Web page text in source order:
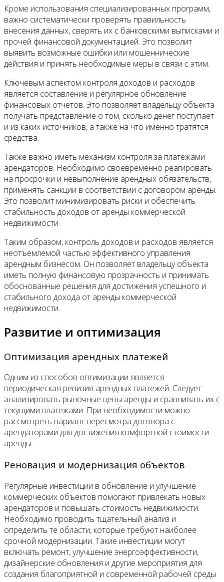
Кроме использования специализированных программ,
важно систематически проверять правильность
внесения данных, сверять их с банковскими выписками и
прочей финансовой документацией. Это позволит
выявить возможные ошибки или мошеннические
действия и принять необходимые меры в связи с этим.
Ключевым аспектом контроля доходов и расходов
является составление и регулярное обновление
финансовых отчетов. Это позволяет владельцу объекта
получать представление о том, сколько денег поступает
и из каких источников, а также на что именно тратятся
средства.
Также важно иметь механизм контроля за платежами
арендаторов. Необходимо своевременно реагировать
на просрочки и невыполнение арендных обязательств,
применять санкции в соответствии с договором аренды.
Это позволит минимизировать риски и обеспечить
стабильность доходов от аренды коммерческой
недвижимости.
Таким образом, контроль доходов и расходов является
неотъемлемой частью эффективного управления
арендным бизнесом. Он позволяет владельцу объекта
иметь полную финансовую прозрачность и принимать
обоснованные решения для достижения успешного и
стабильного дохода от аренды коммерческой
недвижимости.
Развитие и оптимизация
Оптимизация арендных платежей
Одним из способов оптимизации является
периодическая ревизия арендных платежей. Следует
анализировать рыночные цены аренды и сравнивать их с
текущими платежами. При необходимости можно
рассмотреть вариант пересмотра договора с
арендаторами для достижения комфортной стоимости
аренды.
Реновация и модернизация объектов
Регулярные инвестиции в обновление и улучшение
коммерческих объектов помогают привлекать новых
арендаторов и повышать стоимость недвижимости.
Необходимо проводить тщательный анализ и
определить те области, которые требуют наиболее
срочной модернизации. Такие инвестиции могут
включать ремонт, улучшение энергоэффективности,
дизайнерские обновления и другие мероприятия для
создания благоприятной и современной рабочей среды